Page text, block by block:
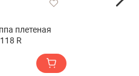
плетеная
R